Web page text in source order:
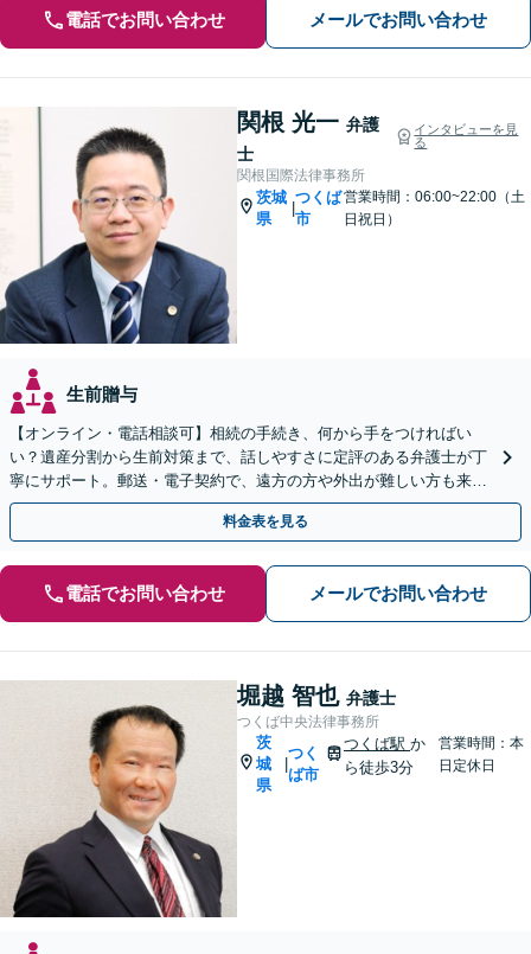
電話でお問い合わせ メールでお問い合わせ
関根 光一 弁護
士
インタビューを見
る
関根国際法律事務所
茨城
県
|
つくば
市
営業時間：06:00~22:00（土
日祝日）
生前贈与
【オンライン・電話相談可】相続の手続き、何から手をつければい
い？遺産分割から生前対策まで、話しやすさに定評のある弁護士が丁
寧にサポート。郵送・電子契約で、遠方の方や外出が難しい方も来所
不要で即日着手が可能です。まずはご相談ください。
料金表を見る
電話でお問い合わせ メールでお問い合わせ
堀越 智也 弁護士
つくば中央法律事務所
茨
城
県
つく
ば市
つくば駅か
ら徒歩3分
営業時間：本
日定休日